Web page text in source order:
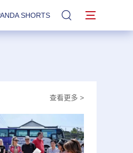
SHORTS 站内搜索
查看更多 >